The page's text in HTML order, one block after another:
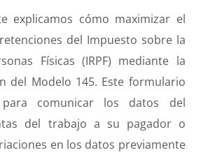
explicamos cómo maximizar el
del Impuesto sobre la
Físicas (IRPF) mediante la
del Modelo 145. Este formulario
comunicar los datos del
del trabajo a su pagador o
en los datos previamente